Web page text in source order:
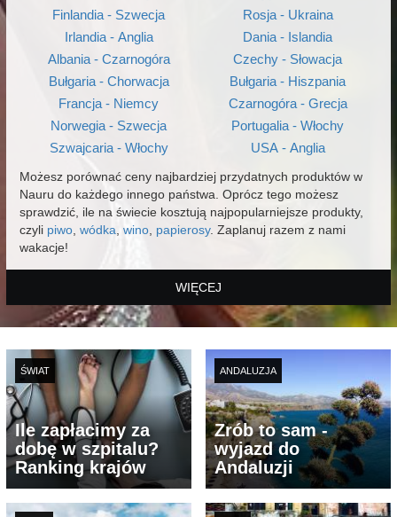
Finlandia - Szwecja
Irlandia - Anglia
Albania - Czarnogóra
Bułgaria - Chorwacja
Francja - Niemcy
Norwegia - Szwecja
Szwajcaria - Włochy
Rosja - Ukraina
Dania - Islandia
Czechy - Słowacja
Bułgaria - Hiszpania
Czarnogóra - Grecja
Portugalia - Włochy
USA - Anglia
Możesz porównać ceny najbardziej przydatnych produktów w
Nauru do każdego innego państwa. Oprócz tego możesz
sprawdzić, ile na świecie kosztują najpopularniejsze produkty,
czyli piwo wódka wino papierosy. Zaplanuj razem z nami
wakacje!
WIĘCEJ
ŚWIAT
Ile zapłacimy za
dobę w szpitalu?
Ranking krajów
ANDALUZJA
Zrób to sam -
wyjazd do
Andaluzji